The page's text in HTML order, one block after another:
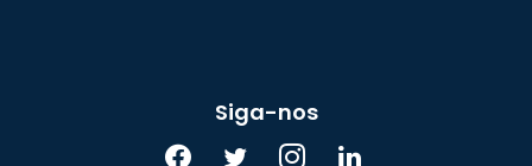
Siga-nos